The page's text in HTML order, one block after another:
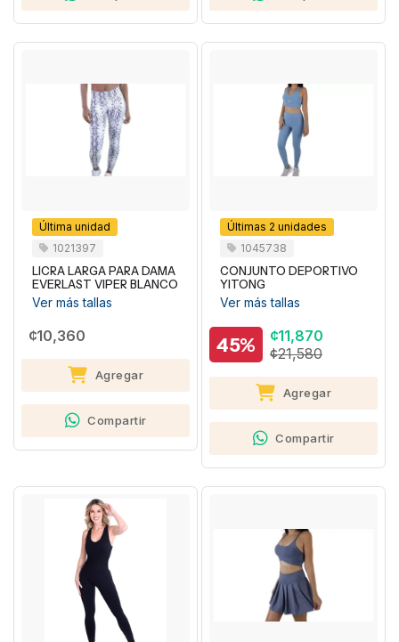
Última unidad
1021397
LICRA LARGA PARA DAMA
EVERLAST VIPER BLANCO
Ver más tallas
¢10,360
Agregar
Compartir
Últimas 2 unidades
1045738
CONJUNTO DEPORTIVO
YITONG
Ver más tallas
45%
¢11,870
¢21,580
Agregar
Compartir